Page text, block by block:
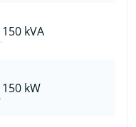
150 kVA
150 kW